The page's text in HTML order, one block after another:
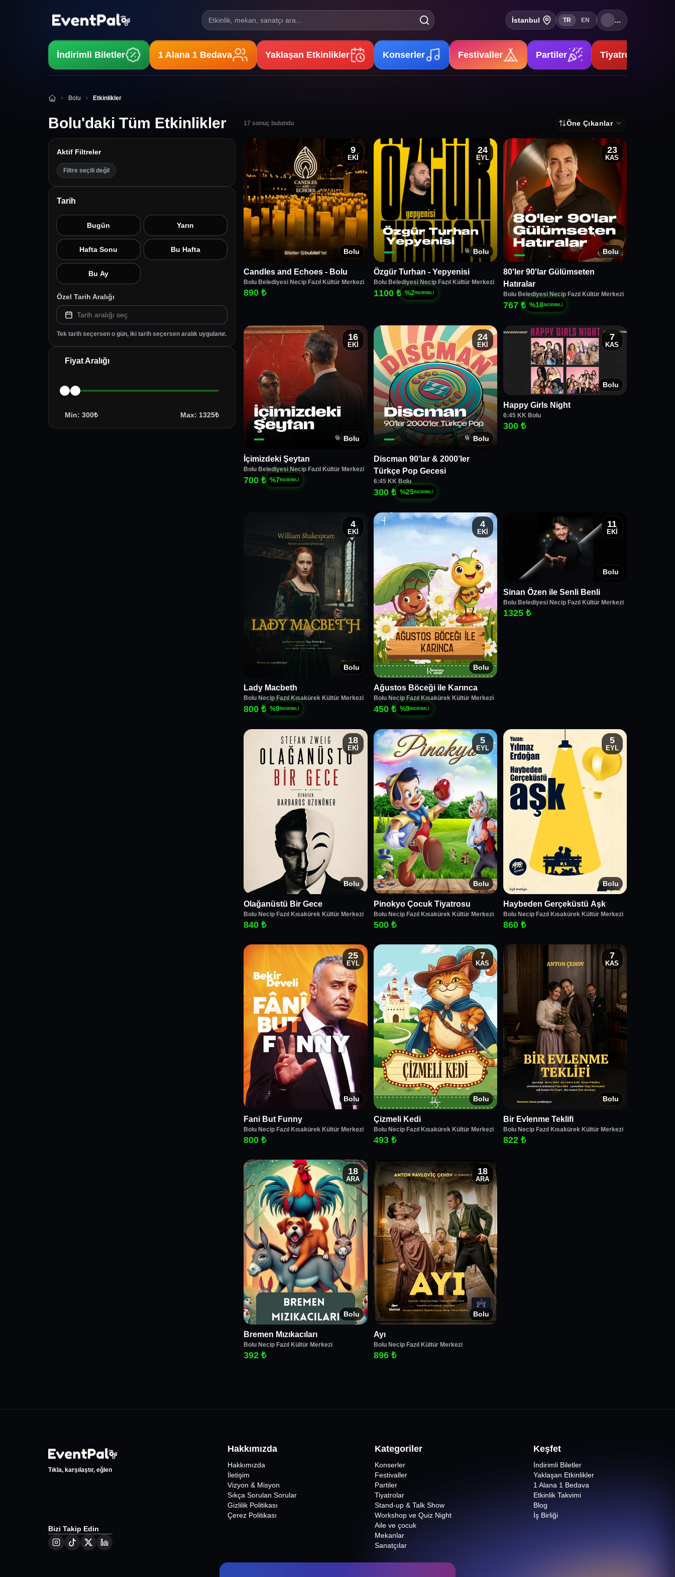
Etkinlik, mekan, sanatçı ara... İstanbul TR EN ...
İndirimli Biletler 1 Alana 1 Bedava Yaklaşan Etkinlikler Konserler Festivaller Partiler Tiyatrolar
Bolu Etkinlikler
Bolu'daki Tüm Etkinlikler
Aktif Filtreler
Filtre seçili değil
Tarih
Bugün Yarın
Hafta Sonu Bu Hafta
Bu Ay
Özel Tarih Aralığı
Tarih aralığı seç
Tek tarih seçersen o gün, iki tarih seçersen aralık uygulanır.
Fiyat Aralığı
Min: 300₺ Max: 1325₺
17 sonuç bulundu Öne Çıkanlar
9
EKİ
Bolu
Candles and Echoes - Bolu
Bolu Belediyesi Necip Fazıl Kültür Merkezi
890 ₺
24
EYL
Bolu
Özgür Turhan - Yepyenisi
Bolu Belediyesi Necip Fazıl Kültür Merkezi
1100 ₺ %2 İNDİRİMLİ
23
KAS
Bolu
80'ler 90'lar Gülümseten
Hatıralar
Bolu Belediyesi Necip Fazıl Kültür Merkezi
767 ₺ %18İNDİRİMLİ
16
EKİ
Bolu
İçimizdeki Şeytan
Bolu Belediyesi Necip Fazıl Kültür Merkezi
700 ₺ %7 İNDİRİMLİ
24
EKİ
Bolu
Discman 90’lar & 2000’ler
Türkçe Pop Gecesi
6:45 KK Bolu
300 ₺ %25İNDİRİMLİ
7
KAS
Bolu
Happy Girls Night
6:45 KK Bolu
300 ₺
4
EKİ
Bolu
Lady Macbeth
Bolu Necip Fazıl Kısakürek Kültür Merkezi
800 ₺ %9İNDİRİMLİ
4
EKİ
Bolu
Ağustos Böceği ile Karınca
Bolu Necip Fazıl Kısakürek Kültür Merkezi
450 ₺ %9İNDİRİMLİ
11
EKİ
Bolu
Sinan Özen ile Senli Benli
Bolu Belediyesi Necip Fazıl Kültür Merkezi
1325 ₺
18
EKİ
Bolu
Olağanüstü Bir Gece
Bolu Necip Fazıl Kısakürek Kültür Merkezi
840 ₺
5
EYL
Bolu
Pinokyo Çocuk Tiyatrosu
Bolu Necip Fazıl Kısakürek Kültür Merkezi
500 ₺
5
EYL
Bolu
Haybeden Gerçeküstü Aşk
Bolu Necip Fazıl Kısakürek Kültür Merkezi
860 ₺
25
EYL
Bolu
Fani But Funny
Bolu Necip Fazıl Kısakürek Kültür Merkezi
800 ₺
7
KAS
Bolu
Çizmeli Kedi
Bolu Necip Fazıl Kısakürek Kültür Merkezi
493 ₺
7
KAS
Bolu
Bir Evlenme Teklifi
Bolu Necip Fazıl Kısakürek Kültür Merkezi
822 ₺
18
ARA
Bolu
Bremen Mızıkacıları
Bolu Necip Fazıl Kültür Merkezi
392 ₺
18
ARA
Bolu
Ayı
Bolu Necip Fazıl Kültür Merkezi
896 ₺
Tıkla, karşılaştır, eğlen
Bizi Takip Edin
Hakkımızda
Hakkımızda
İletişim
Vizyon & Misyon
Sıkça Sorulan Sorular
Gizlilik Politikası
Çerez Politikası
Kategoriler
Konserler
Festivaller
Partiler
Tiyatrolar
Stand-up & Talk Show
Workshop ve Quiz Night
Aile ve çocuk
Mekanlar
Sanatçılar
Keşfet
İndirimli Biletler
Yaklaşan Etkinlikler
1 Alana 1 Bedava
Etkinlik Takvimi
Blog
İş Birliği